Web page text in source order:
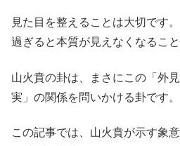
見た目を整えることは大切です
過ぎると本質が見えなくなること
山火賁の卦は、まさにこの「外
実」の関係を問いかける卦です。
この記事では、山火賁が示す象